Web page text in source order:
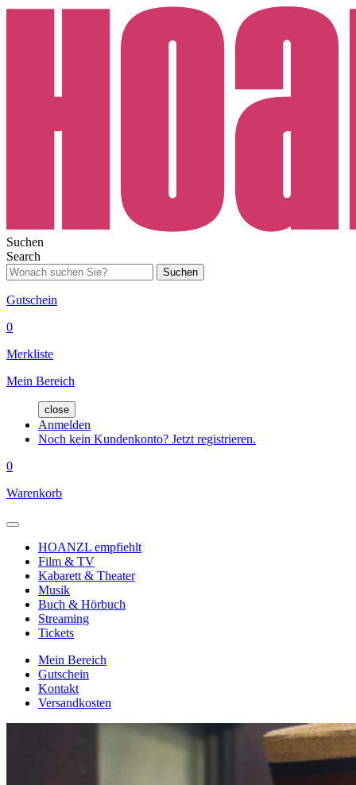
Suchen
Search
Suchen
Gutschein
0
Merkliste
Mein Bereich
close
Anmelden
Noch kein Kundenkonto? Jetzt registrieren.
0
Warenkorb
HOANZL empfiehlt
Film & TV
Kabarett & Theater
Musik
Buch & Hörbuch
Streaming
Tickets
Mein Bereich
Gutschein
Kontakt
Versandkosten